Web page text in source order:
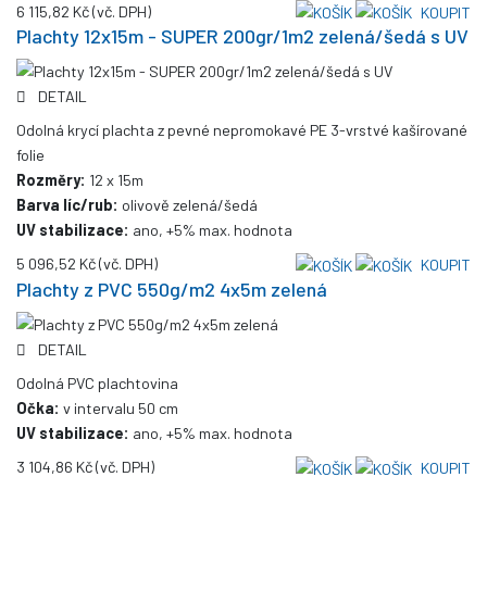
6 115,82 Kč(vč. DPH) KOUPIT
Plachty 12x15m - SUPER 200gr/1m2 zelená/šedá s UV
DETAIL
Odolná krycí plachta z pevné nepromokavé PE 3-vrstvé kašírované
folie
Rozměry: 12 x 15m
Barva líc/rub: olivově zelená/šedá
UV stabilizace: ano, +5% max. hodnota
5 096,52 Kč(vč. DPH) KOUPIT
Plachty z PVC 550g/m2 4x5m zelená
DETAIL
Odolná PVC plachtovina
Očka: v intervalu 50 cm
UV stabilizace: ano, +5% max. hodnota
3 104,86 Kč(vč. DPH) KOUPIT